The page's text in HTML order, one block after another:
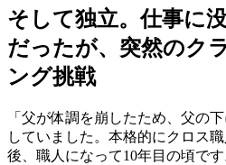
そして独立。仕事に
だったが、突然のク
ング挑戦
「父が体調を崩したため、父の
していました。本格的にクロス
後、職人になって10年目の頃で